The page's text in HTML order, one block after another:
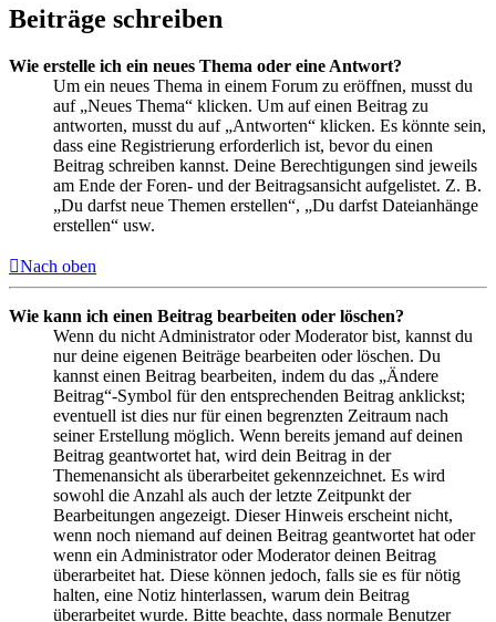
Beiträge schreiben
Wie erstelle ich ein neues Thema oder eine Antwort?
Um ein neues Thema in einem Forum zu eröffnen, musst du
auf „Neues Thema“ klicken. Um auf einen Beitrag zu
antworten, musst du auf „Antworten“ klicken. Es könnte sein,
dass eine Registrierung erforderlich ist, bevor du einen
Beitrag schreiben kannst. Deine Berechtigungen sind jeweils
am Ende der Foren- und der Beitragsansicht aufgelistet. Z. B.
„Du darfst neue Themen erstellen“, „Du darfst Dateianhänge
erstellen“ usw.
Nach oben
Wie kann ich einen Beitrag bearbeiten oder löschen?
Wenn du nicht Administrator oder Moderator bist, kannst du
nur deine eigenen Beiträge bearbeiten oder löschen. Du
kannst einen Beitrag bearbeiten, indem du das „Ändere
Beitrag“-Symbol für den entsprechenden Beitrag anklickst;
eventuell ist dies nur für einen begrenzten Zeitraum nach
seiner Erstellung möglich. Wenn bereits jemand auf deinen
Beitrag geantwortet hat, wird dein Beitrag in der
Themenansicht als überarbeitet gekennzeichnet. Es wird
sowohl die Anzahl als auch der letzte Zeitpunkt der
Bearbeitungen angezeigt. Dieser Hinweis erscheint nicht,
wenn noch niemand auf deinen Beitrag geantwortet hat oder
wenn ein Administrator oder Moderator deinen Beitrag
überarbeitet hat. Diese können jedoch, falls sie es für nötig
halten, eine Notiz hinterlassen, warum dein Beitrag
überarbeitet wurde. Bitte beachte, dass normale Benutzer